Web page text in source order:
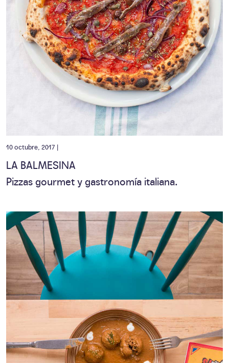
10 octubre, 2017 |
LA BALMESINA
Pizzas gourmet y gastronomía italiana.